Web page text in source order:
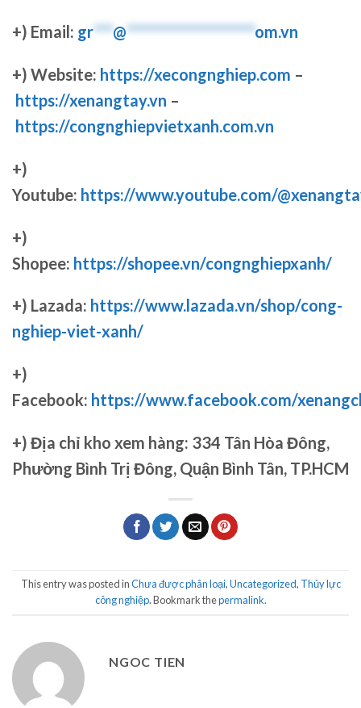
+) Email: gr***@********************om.vn
+) Website: https://xecongnghiep.com –
https://xenangtay.vn –
https://congnghiepvietxanh.com.vn
+)
Youtube: https://www.youtube.com/
+)
Shopee: https://shopee.vn/congnghiepxanh/
+) Lazada: https://www.lazada.vn/shop/cong-
nghiep-viet-xanh/
+)
Facebook: https://www.facebook.com/
+) Địa chỉ kho xem hàng: 334 Tân Hòa Đông,
Phường Bình Trị Đông, Quận Bình Tân, TP.HCM
This entry was posted inChưa được phân loại,Uncategorized, Thủy lực
công nghiệp. Bookmark thepermalink.
NGOC TIEN